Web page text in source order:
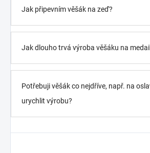
Jak připevním věšák na zeď?
Jak dlouho trvá výroba věšáku na
Potřebuji věšák co nejdříve, např. na
urychlit výrobu?